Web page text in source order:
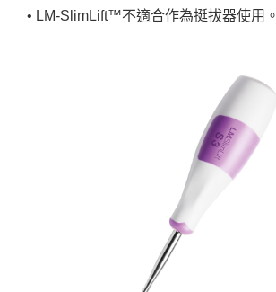
• LM-SlimLift™不適合作為挺拔器使用。